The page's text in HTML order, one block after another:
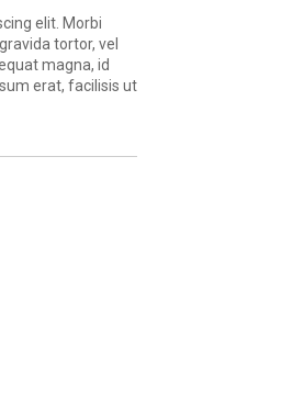
elit. Morbi
tortor, vel
magna, id
erat, facilisis ut